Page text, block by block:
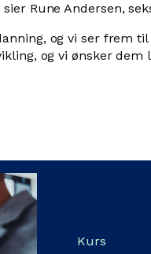
Rune Andersen,
og vi ser frem
og vi ønsker dem
Kurs